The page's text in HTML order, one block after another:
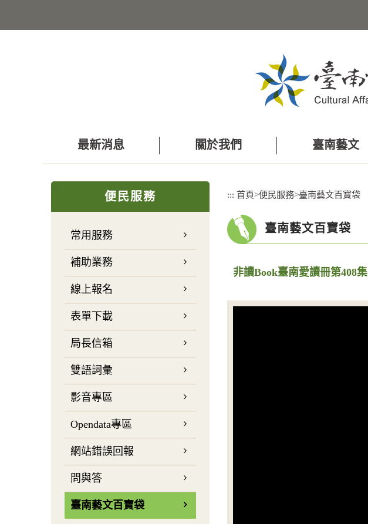
主
最新消息 關於我們 臺南藝文
:::
便民服務
常用服務
補助業務
線上報名
表單下載
局長信箱
雙語詞彙
影音專區
Opendata專區
網站錯誤回報
問與答
臺南藝文百寶袋
::: 首頁>便民服務>臺南藝文百寶袋
臺南藝文百寶袋
非讀Book臺南愛讀冊第408集